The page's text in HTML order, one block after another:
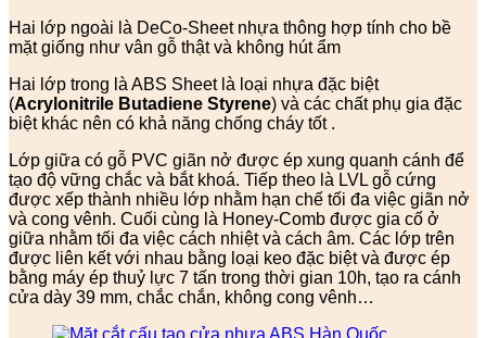
Hai lớp ngoài là DeCo-Sheet nhựa thông hợp tính cho bề
mặt giống như vân gỗ thật và không hút ẩm
Hai lớp trong là ABS Sheet là loại nhựa đặc biệt
(Acrylonitrile Butadiene Styrene) và các chất phụ gia đặc
biệt khác nên có khả năng chống cháy tốt .
Lớp giữa có gỗ PVC giãn nở được ép xung quanh cánh để
tạo độ vững chắc và bắt khoá. Tiếp theo là LVL gỗ cứng
được xếp thành nhiều lớp nhằm hạn chế tối đa việc giãn nở
và cong vênh. Cuối cùng là Honey-Comb được gia cố ở
giữa nhằm tối đa việc cách nhiệt và cách âm. Các lớp trên
được liên kết với nhau bằng loại keo đặc biệt và được ép
bằng máy ép thuỷ lực 7 tấn trong thời gian 10h, tạo ra cánh
cửa dày 39 mm, chắc chắn, không cong vênh…